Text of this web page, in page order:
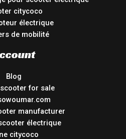
citycoco
électrique
de mobilité
Blog
for sale
manufacturer
électrique
citycoco